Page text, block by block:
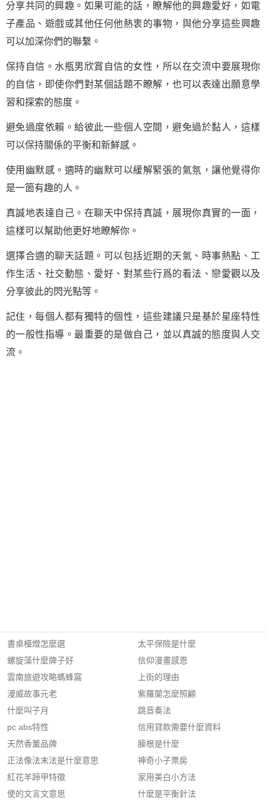
分享共同的興趣。如果可能的話，瞭解他的興趣愛好，如電
子產品、遊戲或其他任何他熱衷的事物，與他分享這些興趣
可以加深你們的聯繫。
保持自信。水瓶男欣賞自信的女性，所以在交流中要展現你
的自信，即使你們對某個話題不瞭解，也可以表達出願意學
習和探索的態度。
避免過度依賴。給彼此一些個人空間，避免過於黏人，這樣
可以保持關係的平衡和新鮮感。
使用幽默感。適時的幽默可以緩解緊張的氣氛，讓他覺得你
是一箇有趣的人。
真誠地表達自己。在聊天中保持真誠，展現你真實的一面，
這樣可以幫助他更好地瞭解你。
選擇合適的聊天話題。可以包括近期的天氣、時事熱點、工
作生活、社交動態、愛好、對某些行爲的看法、戀愛觀以及
分享彼此的閃光點等。
記住，每個人都有獨特的個性，這些建議只是基於星座特性
的一般性指導。最重要的是做自己，並以真誠的態度與人交
流。
書桌檯燈怎麼選
螺旋藻什麼牌子好
雲南旅遊攻略螞蜂窩
漫威故事元老
什麼叫子月
pc abs特性
天然香薰品牌
正法像法末法是什麼意思
紅花羊蹄甲特徵
使的文言文意思
太平保險是什麼
信仰漫畫感恩
上街的理由
紫羅蘭怎麼照顧
跳音奏法
信用貸款需要什麼資料
臊根是什麼
神奇小子票房
家用美白小方法
什麼是平衡針法